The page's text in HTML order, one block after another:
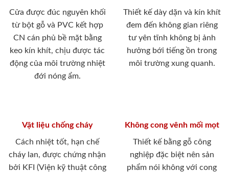
Cửa được đúc nguyên khối
từ bột gỗ và PVC kết hợp
CN cán phủ bề mặt bằng
keo kín khít, chịu được tác
động của môi trường nhiệt
đới nóng ẩm.
Thiết kế dày dặn và kín khít
đem đến không gian riêng
tư yên tĩnh không bị ảnh
hưởng bới tiếng ồn trong
môi trường xung quanh.
Vật liệu chống cháy
Cách nhiệt tốt, hạn chế
cháy lan, được chứng nhận
bởi KFI (Viện kỹ thuật công
Không cong vênh mối mọt
Thiết kế bằng gỗ công
nghiệp đặc biệt nên sản
phẩm nói không với cong